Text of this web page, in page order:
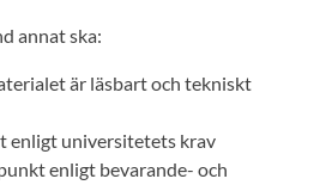
annat ska:
är läsbart och tekniskt
enligt universitetets krav
enligt bevarande- och